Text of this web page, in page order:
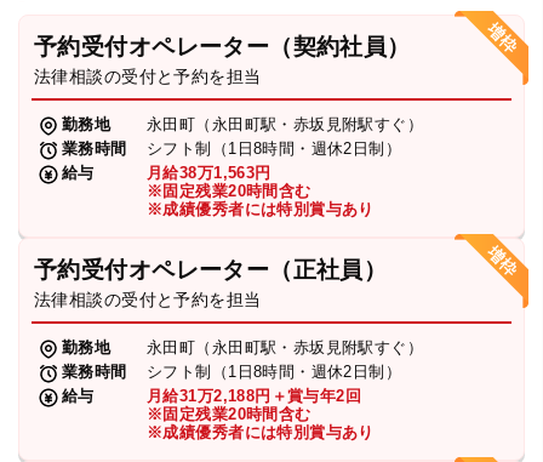
予約受付オペレーター（契約社員）
法律相談の受付と予約を担当
勤務地
永田町（永田町駅・赤坂見附駅すぐ）
業務時間
シフト制（1日8時間・週休2日制）
給与
月給38万1,563円
※固定残業20時間含む
※成績優秀者には特別賞与あり
予約受付オペレーター（正社員）
法律相談の受付と予約を担当
勤務地
永田町（永田町駅・赤坂見附駅すぐ）
業務時間
シフト制（1日8時間・週休2日制）
給与
月給31万2,188円＋賞与年2回
※固定残業20時間含む
※成績優秀者には特別賞与あり